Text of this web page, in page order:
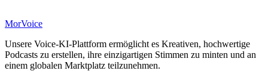
MorVoice
Unsere Voice-KI-Plattform ermöglicht es Kreativen, hochwertige
Podcasts zu erstellen, ihre einzigartigen Stimmen zu minten und an
einem globalen Marktplatz teilzunehmen.